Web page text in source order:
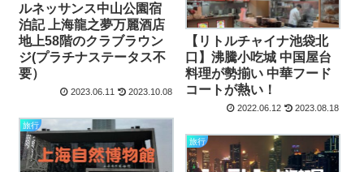
ルネッサンス中山公園宿
泊記 上海龍之夢万麗酒店
地上58階のクラブラウン
ジ(プラチナステータス不
要）
2023.06.11 2023.10.08
【リトルチャイナ池袋北
口】沸騰小吃城 中国屋台
料理が勢揃い 中華フード
コートが熱い！
2022.06.12 2023.08.18
旅行
旅行